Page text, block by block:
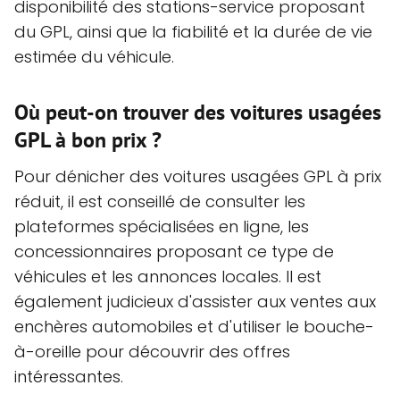
disponibilité des stations-service proposant
du GPL, ainsi que la fiabilité et la durée de vie
estimée du véhicule.
Où peut-on trouver des voitures usagées
GPL à bon prix ?
Pour dénicher des voitures usagées GPL à prix
réduit, il est conseillé de consulter les
plateformes spécialisées en ligne, les
concessionnaires proposant ce type de
véhicules et les annonces locales. Il est
également judicieux d'assister aux ventes aux
enchères automobiles et d'utiliser le bouche-
à-oreille pour découvrir des offres
intéressantes.